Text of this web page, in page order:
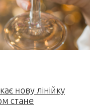
нову лінійку
стане